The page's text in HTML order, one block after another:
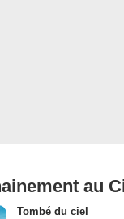
au
Tombé du ciel